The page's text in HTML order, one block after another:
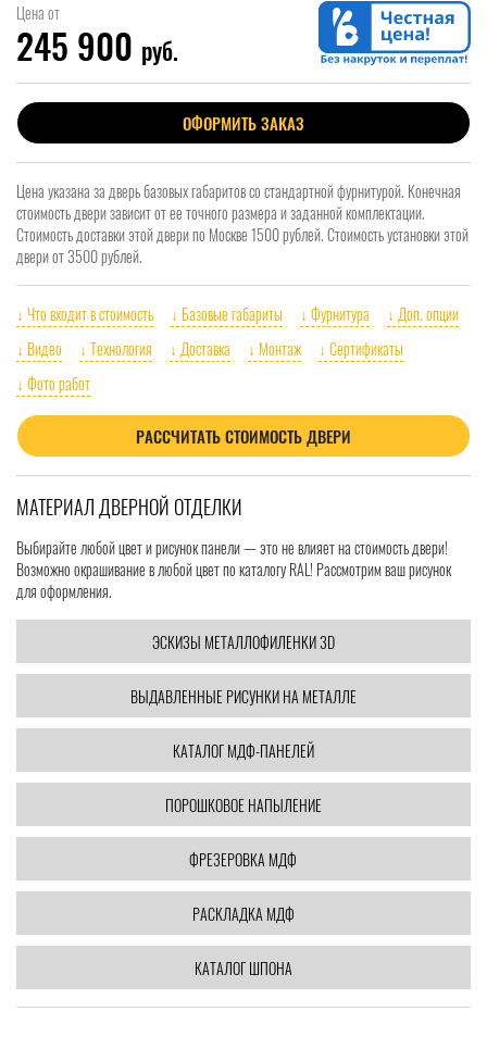
Цена от
245 900 руб.
ОФОРМИТЬ ЗАКАЗ
Цена указана за дверь базовых габаритов со стандартной фурнитурой. Конечная
стоимость двери зависит от ее точного размера и заданной комплектации.
Стоимость доставки этой двери по Москве 1500 рублей. Стоимость установки этой
двери от 3500 рублей.
↓ Что входит в стоимость ↓ Базовые габариты ↓ Фурнитура
↓ Доп. опции
↓ Видео
↓ Технология ↓ Доставка ↓ Монтаж
↓ Сертификаты
↓ Фото работ
РАССЧИТАТЬ СТОИМОСТЬ ДВЕРИ
МАТЕРИАЛ ДВЕРНОЙ ОТДЕЛКИ
Выбирайте любой цвет и рисунок панели — это не влияет на стоимость двери!
Возможно окрашивание в любой цвет по каталогу RAL! Рассмотрим ваш рисунок
для оформления.
ЭСКИЗЫ МЕТАЛЛОФИЛЕНКИ 3D
ВЫДАВЛЕННЫЕ РИСУНКИ НА МЕТАЛЛЕ
КАТАЛОГ МДФ-ПАНЕЛЕЙ
ПОРОШКОВОЕ НАПЫЛЕНИЕ
ФРЕЗЕРОВКА МДФ
РАСКЛАДКА МДФ
КАТАЛОГ ШПОНА